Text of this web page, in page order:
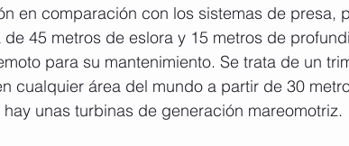
en comparación con los sistemas de presa,
45 metros de eslora y 15 metros de
para su mantenimiento. Se trata de un
cualquier área del mundo a partir de 30
unas turbinas de generación mareomotriz.